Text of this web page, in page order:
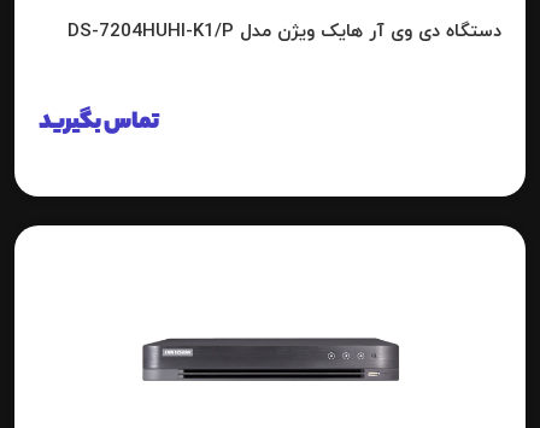
دستگاه دی وی آر هایک ویژن مدل DS-7204HUHI-K1/P
تماس بگیرید